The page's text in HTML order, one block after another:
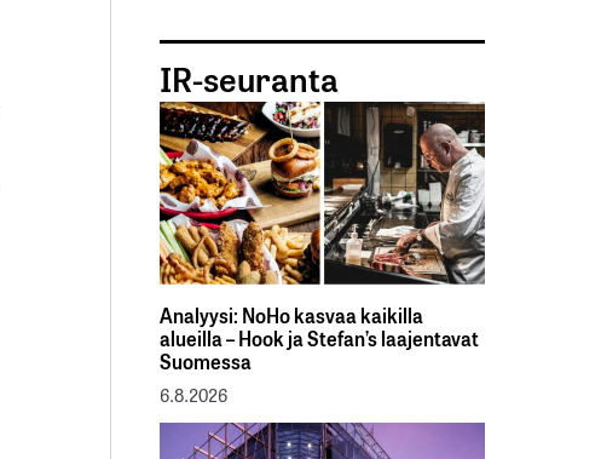
IR-seuranta
Analyysi: NoHo kasvaa kaikilla
alueilla – Hook ja Stefan’s laajentavat
Suomessa
6.8.2026